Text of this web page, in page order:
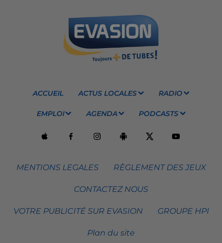
ACCUEIL ACTUS LOCALES RADIO
EMPLOI AGENDA PODCASTS
MENTIONS LEGALES RÈGLEMENT DES JEUX
CONTACTEZ NOUS
VOTRE PUBLICITÉ SUR EVASION GROUPE HPI
Plan du site